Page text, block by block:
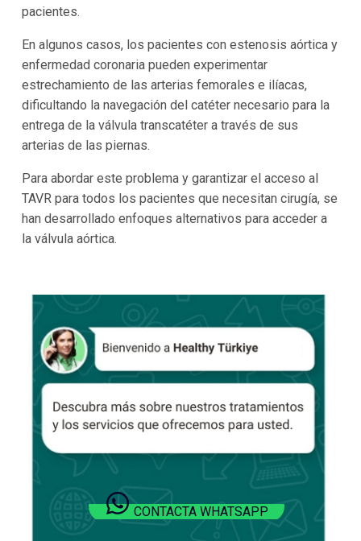
pacientes.
En algunos casos, los pacientes con estenosis aórtica y
enfermedad coronaria pueden experimentar
estrechamiento de las arterias femorales e ilíacas,
dificultando la navegación del catéter necesario para la
entrega de la válvula transcatéter a través de sus
arterias de las piernas.
Para abordar este problema y garantizar el acceso al
TAVR para todos los pacientes que necesitan cirugía, se
han desarrollado enfoques alternativos para acceder a
la válvula aórtica.
CONTACTA WHATSAPP